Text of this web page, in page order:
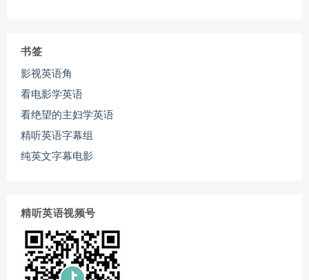
书签
影视英语角
看电影学英语
看绝望的主妇学英语
精听英语字幕组
纯英文字幕电影
精听英语视频号